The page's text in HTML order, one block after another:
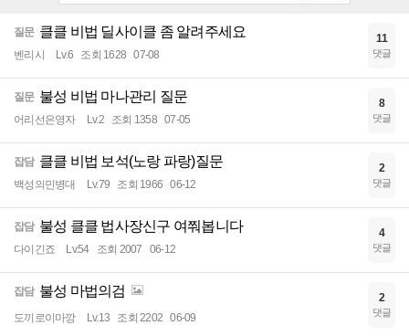
질문 클클 비법 딜사이클 좀 알려주세요
벤리시 Lv.6 조회 1628 07-08
11
댓글
질문 불성 비법 마나관리 질문
어리선은영자 Lv.2 조회 1358 07-05
8
댓글
잡담 클클 비법 보석(노랑 파랑)질문
백성의민병대 Lv.79 조회 1966 06-12
2
댓글
잡담 불성 클클 법사장신구 여쭤봅니다
다이긴죠 Lv.54 조회 2007 06-12
4
댓글
잡담 불성 마법의검
도끼로이마깡 Lv.13 조회 2202 06-09
2
댓글